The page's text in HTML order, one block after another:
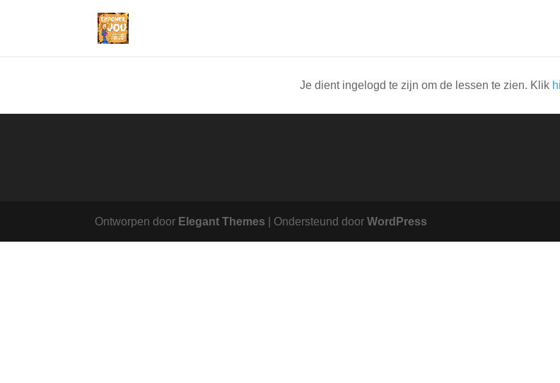
Je dient ingelogd te zijn om de lessen te zien. Klik
Ontworpen door Elegant Themes | Ondersteund doorWordPress